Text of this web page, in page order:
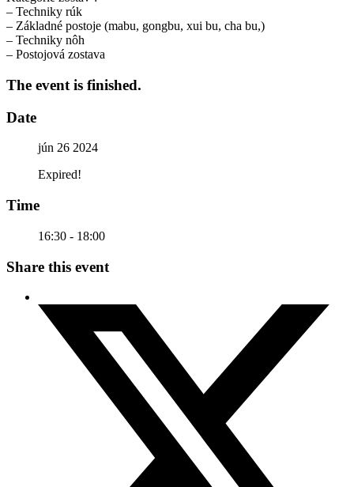
– Techniky rúk
– Základné postoje (mabu, gongbu, xui bu, cha bu,)
– Techniky nôh
– Postojová zostava
The event is finished.
Date
jún 26 2024
Expired!
Time
16:30 - 18:00
Share this event